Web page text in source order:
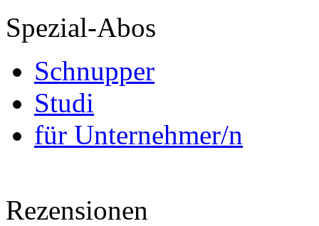
Spezial-Abos
Schnupper
Studi
für Unternehmer/n
Rezensionen